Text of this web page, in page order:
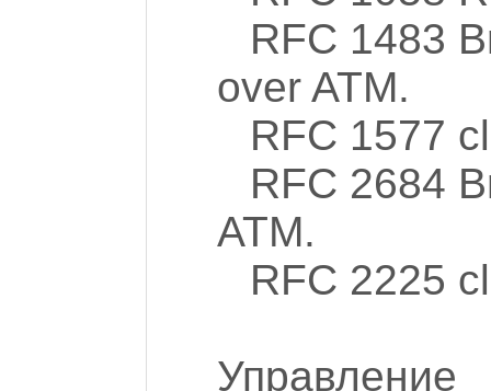
RFC 1483
over ATM.
RFC 1577
RFC 2684
ATM.
RFC 2225
Управление